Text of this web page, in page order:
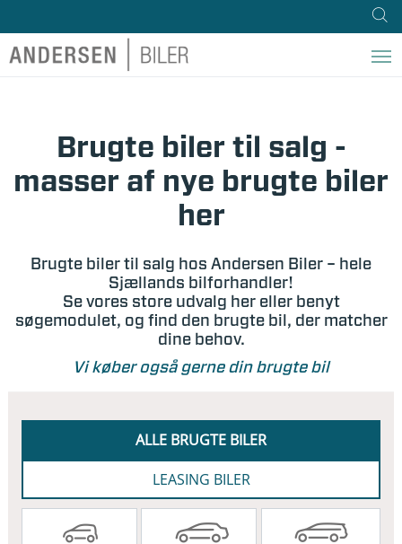
Brugte biler til salg -
masser af nye brugte biler
her
Brugte biler til salg hos Andersen Biler – hele
Sjællands bilforhandler!
Se vores store udvalg her eller benyt
søgemodulet, og find den brugte bil, der matcher
dine behov.
Vi køber også gerne din brugte bil
ALLE BRUGTE BILER
LEASING BILER